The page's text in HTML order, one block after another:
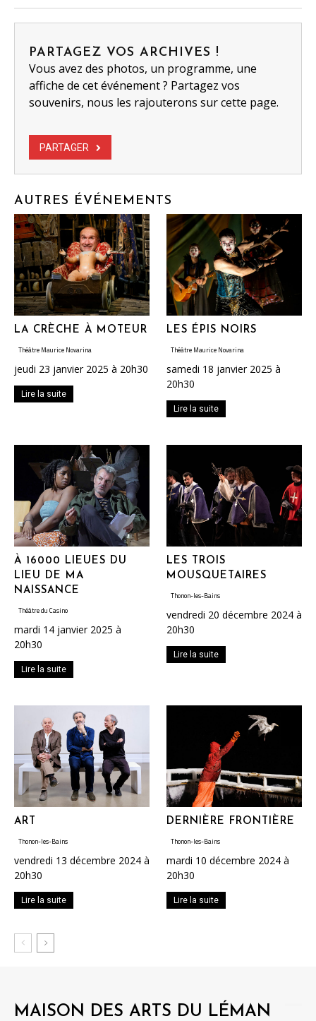
PARTAGEZ VOS ARCHIVES !
Vous avez des photos, un programme, une
affiche de cet événement ? Partagez vos
souvenirs, nous les rajouterons sur cette page.
PARTAGER
AUTRES ÉVÉNEMENTS
LA CRÈCHE À MOTEUR
Théâtre Maurice Novarina
jeudi 23 janvier 2025 à 20h30
Lire la suite
LES ÉPIS NOIRS
Théâtre Maurice Novarina
samedi 18 janvier 2025 à
20h30
Lire la suite
À 16000 LIEUES DU
LIEU DE MA
NAISSANCE
Théâtre du Casino
mardi 14 janvier 2025 à
20h30
Lire la suite
LES TROIS
MOUSQUETAIRES
Thonon-les-Bains
vendredi 20 décembre 2024 à
20h30
Lire la suite
ART
Thonon-les-Bains
vendredi 13 décembre 2024 à
20h30
Lire la suite
DERNIÈRE FRONTIÈRE
Thonon-les-Bains
mardi 10 décembre 2024 à
20h30
Lire la suite
MAISON DES ARTS DU LÉMAN